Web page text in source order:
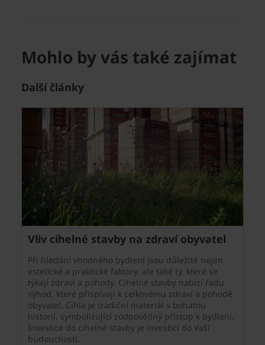
Mohlo by vás také zajímat
Další články
Vliv cihelné stavby na zdraví obyvatel
Při hledání vhodného bydlení jsou důležité nejen
estetické a praktické faktory, ale také ty, které se
týkají zdraví a pohody. Cihelné stavby nabízí řadu
výhod, které přispívají k celkovému zdraví a pohodě
obyvatel. Cihla je tradiční materiál s bohatou
historií, symbolizující zodpovědný přístup k bydlení.
Investice do cihelné stavby je investicí do Vaší
budoucnosti.